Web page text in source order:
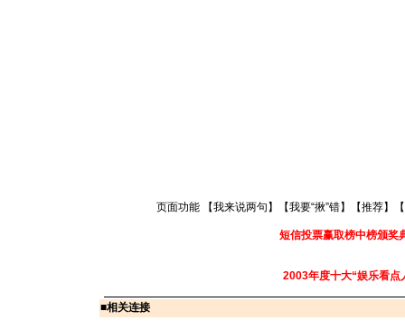
页面功能 【我来说两句 】【我要“揪”错】【推荐】
短信投票赢取榜中榜颁奖
2003年度十大“娱乐看点
■相关连接